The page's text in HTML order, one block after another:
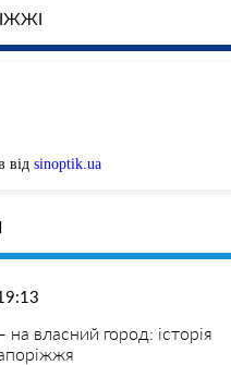
від sinoptik.ua
на власний город: історія